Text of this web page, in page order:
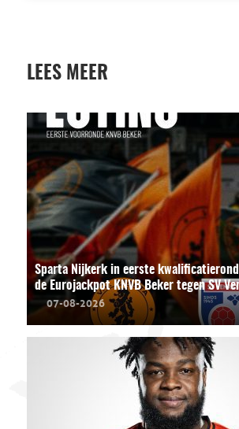
LEES MEER
Sparta Nijkerk in eerste
de Eurojackpot KNVB Beker tegen SV
07-08-2026